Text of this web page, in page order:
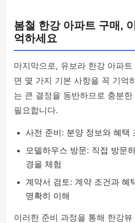
봄철 한강 아파트 구매,
억하세요
마지막으로, 유보라 한강 아파
면 몇 가지 기본 사항을 꼭 기억
는 큰 결정을 동반하므로 충분
필요합니다.
사전 준비: 분양 정보와 혜택
모델하우스 방문: 직접 방문
경을 체험
계약서 검토: 계약 조건과 혜
명확히 이해
이러한 준비 과정을 통해 한강뷰